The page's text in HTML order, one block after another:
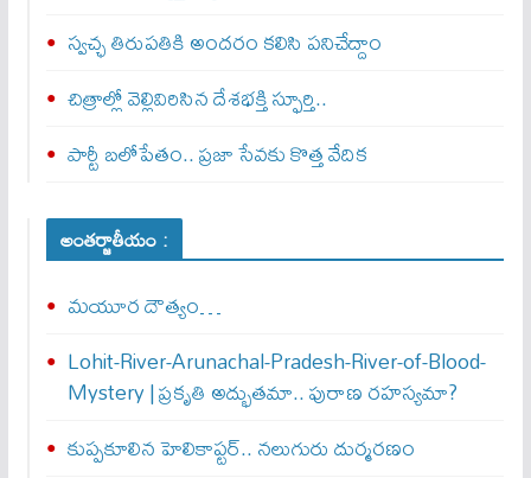
స్వచ్ఛ తిరుపతికి అందరం కలిసి పనిచేద్దాం
చిత్రాల్లో వెల్లివిరిసిన దేశభక్తి స్ఫూర్తి..
పార్టీ బలోపేతం.. ప్రజా సేవకు కొత్త వేదిక
అంతర్జాతీయం :
మయూర దౌత్యం…
Lohit-River-Arunachal-Pradesh-River-of-Blood-
Mystery | ప్రకృతి అద్భుతమా.. పురాణ రహస్యమా?
కుప్పకూలిన హెలికాప్టర్‌.. నలుగురు దుర్మరణం